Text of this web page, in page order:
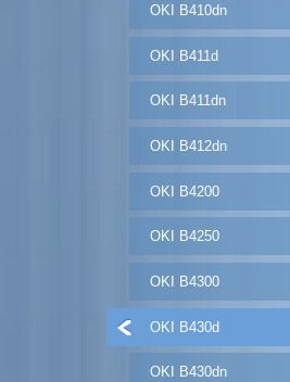
OKI B410dn
OKI B411d
OKI B411dn
OKI B412dn
OKI B4200
OKI B4250
OKI B4300
OKI B430d
OKI B430dn